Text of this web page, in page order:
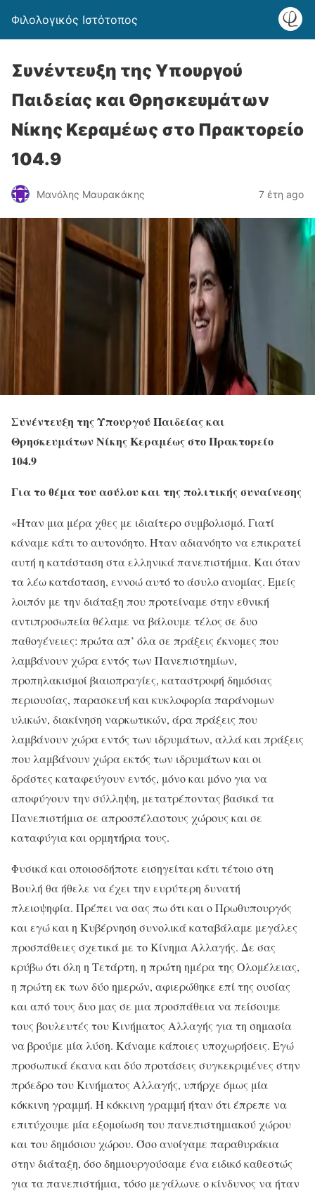
Φιλολογικός Ιστότοπος
Συνέντευξη της Υπουργού
Παιδείας και Θρησκευμάτων
Νίκης Κεραμέως στο Πρακτορείο
104.9
Μανόλης Μαυρακάκης 7 έτη ago
Συνέντευξη της Υπουργού Παιδείας και
Θρησκευμάτων Νίκης Κεραμέως στο Πρακτορείο
104.9
Για το θέμα του ασύλου και της πολιτικής συναίνεσης
«Ήταν μια μέρα χθες με ιδιαίτερο συμβολισμό. Γιατί
κάναμε κάτι το αυτονόητο. Ήταν αδιανόητο να επικρατεί
αυτή η κατάσταση στα ελληνικά πανεπιστήμια. Και όταν
τα λέω κατάσταση, εννοώ αυτό το άσυλο ανομίας. Εμείς
λοιπόν με την διάταξη που προτείναμε στην εθνική
αντιπροσωπεία θέλαμε να βάλουμε τέλος σε δυο
παθογένειες: πρώτα απ’ όλα σε πράξεις έκνομες που
λαμβάνουν χώρα εντός των Πανεπιστημίων,
προπηλακισμοί βιαιοπραγίες, καταστροφή δημόσιας
περιουσίας, παρασκευή και κυκλοφορία παράνομων
υλικών, διακίνηση ναρκωτικών, άρα πράξεις που
λαμβάνουν χώρα εντός των ιδρυμάτων, αλλά και πράξεις
που λαμβάνουν χώρα εκτός των ιδρυμάτων και οι
δράστες καταφεύγουν εντός, μόνο και μόνο για να
αποφύγουν την σύλληψη, μετατρέποντας βασικά τα
Πανεπιστήμια σε απροσπέλαστους χώρους και σε
καταφύγια και ορμητήρια τους.
Φυσικά και οποιοσδήποτε εισηγείται κάτι τέτοιο στη
Βουλή θα ήθελε να έχει την ευρύτερη δυνατή
πλειοψηφία. Πρέπει να σας πω ότι και ο Πρωθυπουργός
και εγώ και η Κυβέρνηση συνολικά καταβάλαμε μεγάλες
προσπάθειες σχετικά με το Κίνημα Αλλαγής. Δε σας
κρύβω ότι όλη η Τετάρτη, η πρώτη ημέρα της Ολομέλειας,
η πρώτη εκ των δύο ημερών, αφιερώθηκε επί της ουσίας
και από τους δυο μας σε μια προσπάθεια να πείσουμε
τους βουλευτές του Κινήματος Αλλαγής για τη σημασία
να βρούμε μία λύση. Κάναμε κάποιες υποχωρήσεις. Εγώ
προσωπικά έκανα και δύο προτάσεις συγκεκριμένες στην
πρόεδρο του Κινήματος Αλλαγής, υπήρχε όμως μία
κόκκινη γραμμή. Η κόκκινη γραμμή ήταν ότι έπρεπε να
επιτύχουμε μία εξομοίωση του πανεπιστημιακού χώρου
και του δημόσιου χώρου. Όσο ανοίγαμε παραθυράκια
στην διάταξη, όσο δημιουργούσαμε ένα ειδικό καθεστώς
για τα πανεπιστήμια, τόσο μεγάλωνε ο κίνδυνος να ήταν